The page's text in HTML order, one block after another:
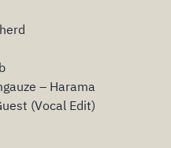
– Harama
(Vocal Edit)